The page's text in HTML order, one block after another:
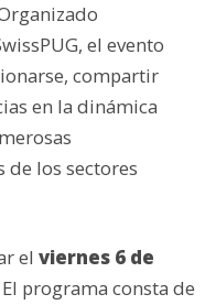
el evento
compartir
en la dinámica
de los sectores
el viernes 6 de
programa consta de